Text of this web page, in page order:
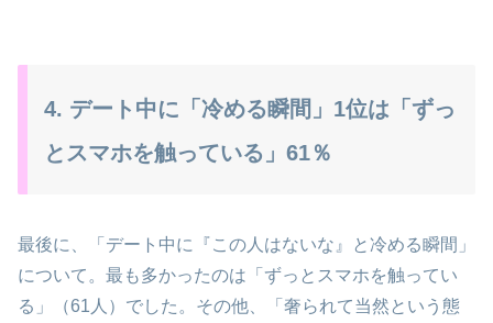
4. デート中に「冷める瞬間」1位は「ずっ
とスマホを触っている」61％
最後に、「デート中に『この人はないな』と冷める瞬間」
について。最も多かったのは「ずっとスマホを触ってい
る」（61人）でした。その他、「奢られて当然という態